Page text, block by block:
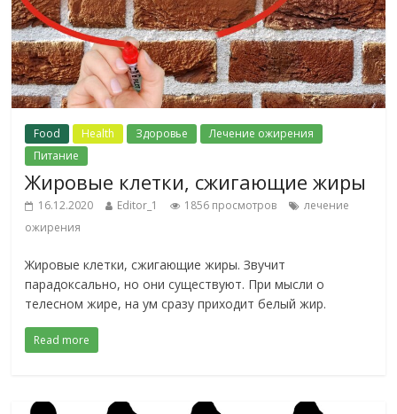
Food Health Здоровье
Лечение ожирения
Питание
Жировые клетки, сжигающие жиры
16.12.2020 Editor_1 1856 просмотров
лечение
ожирения
Жировые клетки, сжигающие жиры. Звучит
парадоксально, но они существуют. При мысли о
телесном жире, на ум сразу приходит белый жир.
Read more